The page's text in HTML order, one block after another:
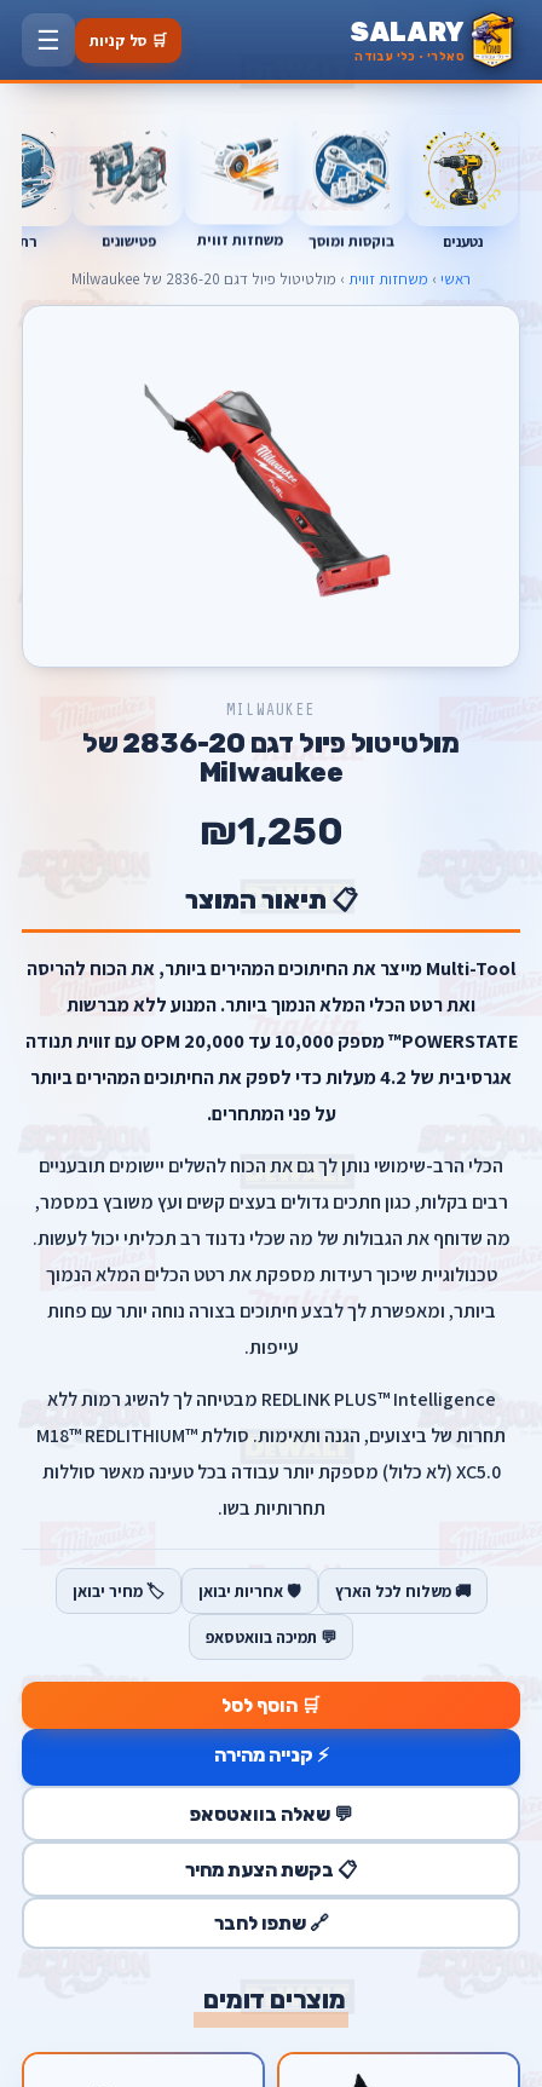
SALARY
סאלרי · כלי עבודה
🛒 סל קניות ☰
נטענים בוקסות ומוסך משחזות זווית פטישונים
ראשי › משחזות זווית › מולטיטול פיול דגם 2836-20 של Milwaukee
MILWAUKEE
מולטיטול פיול דגם 2836-20 של
Milwaukee
₪1,250
📋 תיאור המוצר
Multi-Tool מייצר את החיתוכים המהירים ביותר, את הכוח להריסה
ואת רטט הכלי המלא הנמוך ביותר. המנוע ללא מברשות
POWERSTATE™ מספק 10,000 עד 20,000 OPM עם זווית תנודה
אגרסיבית של 4.2 מעלות כדי לספק את החיתוכים המהירים ביותר
על פני המתחרים.
הכלי הרב-שימושי נותן לך גם את הכוח להשלים יישומים תובעניים
רבים בקלות, כגון חתכים גדולים בעצים קשים ועץ משובץ במסמר,
מה שדוחף את הגבולות של מה שכלי נדנוד רב תכליתי יכול לעשות.
טכנולוגיית שיכוך רעידות מספקת את רטט הכלים המלא הנמוך
ביותר, ומאפשרת לך לבצע חיתוכים בצורה נוחה יותר עם פחות
עייפות.
REDLINK PLUS™ Intelligence מבטיחה לך להשיג רמות ללא
תחרות של ביצועים, הגנה ותאימות. סוללת M18™ REDLITHIUM™
XC5.0 (לא כלול) מספקת יותר עבודה בכל טעינה מאשר סוללות
תחרותיות בשו.
🚚 משלוח לכל הארץ 🛡️ אחריות יבואן 🏷️ מחיר יבואן
💬 תמיכה בוואטסאפ
🛒 הוסף לסל
⚡ קנייה מהירה
💬 שאלה בוואטסאפ
📋 בקשת הצעת מחיר
🔗 שתפו לחבר
מוצרים דומים